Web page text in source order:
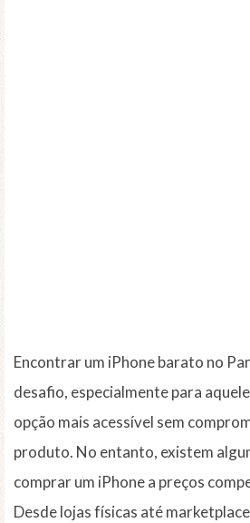
Encontrar um iPhone barato no
desafio, especialmente para
opção mais acessível sem
produto. No entanto, existem
comprar um iPhone a preços
Desde lojas físicas até